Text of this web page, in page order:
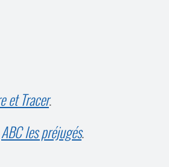
et Tracer.
ABC les préjugés.